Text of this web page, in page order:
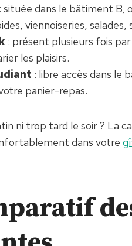
: située dans le bâtiment B,
viennoiseries,
: présent plusieurs fois
les plaisirs.
: libre accès dans le
panier-repas.
ni trop tard le soir ? La
dans votre